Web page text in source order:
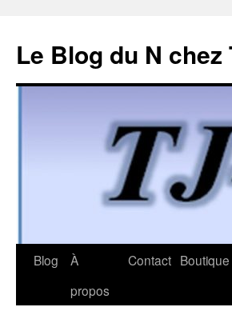
Le Blog du N chez
Aller
Blog
À
propos
Contact Boutique